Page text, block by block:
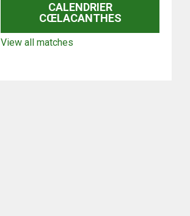
CALENDRIER
CŒLACANTHES
View all matches